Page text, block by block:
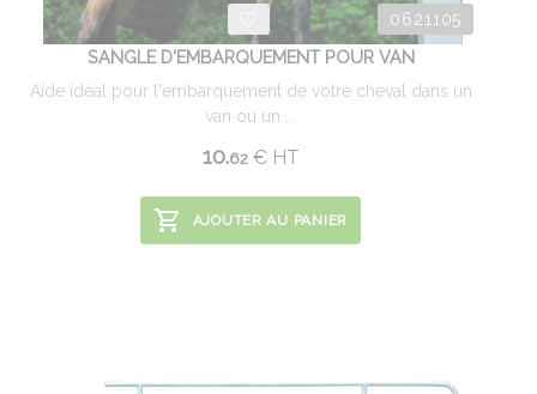
0621105
SANGLE D'EMBARQUEMENT POUR VAN
Aide idéal pour l'embarquement de votre cheval dans un
van ou un ...
10.62 €HT
AJOUTER AU PANIER